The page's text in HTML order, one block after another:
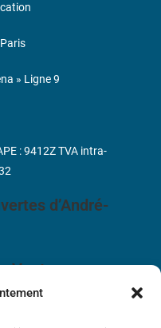
d’André-
Vente
» Ligne 9
: 9412Z TVA intra-